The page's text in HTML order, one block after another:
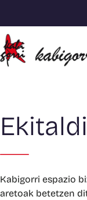
Kabigorri espazio
aretoak betetzen